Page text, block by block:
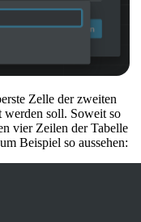
Zelle der zweiten
werden soll. Soweit so
vier Zeilen der Tabelle
Beispiel so aussehen: